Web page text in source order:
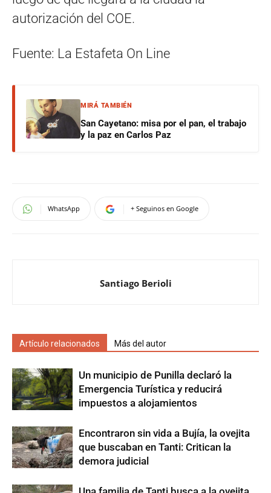
autorización del COE.
Fuente: La Estafeta On Line
MIRÁ TAMBIÉN
San Cayetano: misa por el pan, el trabajo
y la paz en Carlos Paz
WhatsApp + Seguinos en Google
Santiago Berioli
Artículo relacionados Más del autor
Un municipio de Punilla declaró la
Emergencia Turística y reducirá
impuestos a alojamientos
Encontraron sin vida a Bujía, la ovejita
que buscaban en Tanti: Critican la
demora judicial